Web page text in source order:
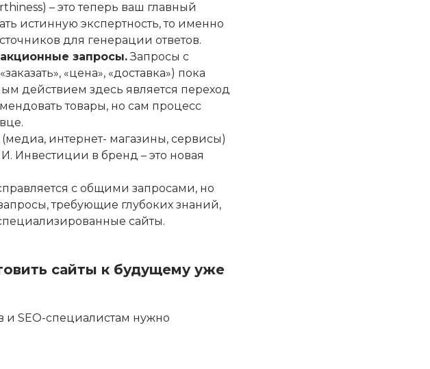
– это теперь ваш главный
истинную экспертность, то именно
для генерации ответов.
запросы.Запросы с
«цена», «доставка») пока
действием здесь является переход
товары, но сам процесс
интернет- магазины, сервисы)
Инвестиции в бренд – это новая
с общими запросами, но
требующие глубоких знаний,
сайты.
сайты к будущему уже
и SEO-специалистам нужно